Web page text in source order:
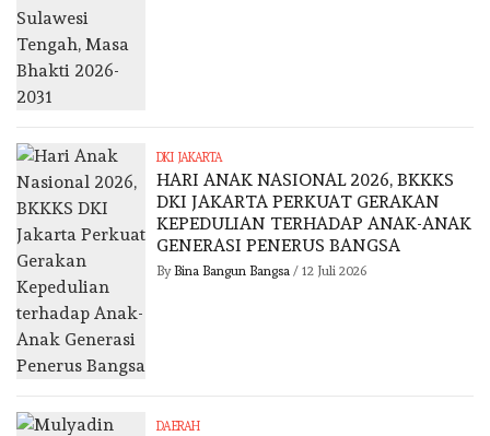
DKI JAKARTA
HARI ANAK NASIONAL 2026, BKKKS
DKI JAKARTA PERKUAT GERAKAN
KEPEDULIAN TERHADAP ANAK-ANAK
GENERASI PENERUS BANGSA
By Bina Bangun Bangsa/ 12 Juli 2026
DAERAH